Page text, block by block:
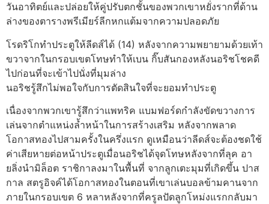
วันอาทิตย์และปล่อยให้คู่ปรับตกชั้นของพวกเขาหยั่งรากที่ด้าน
ล่างของตารางพรีเมียร์ลีกหกแต้มจากความปลอดภัย
โรดริโกทำประตูให้ลีดส์ได้ (14) หลังจากความพยายามด้วยเท้า
ขวาจากในกรอบเขตโทษทำให้เบน กิ๊บสันกองหลังนอริชโชคดี
ไปก่อนที่จะเข้าไปนั่งที่มุมล่าง
นอริชรู้สึกไม่พอใจกับการตัดสินใจที่จะยอมทำประตู
เนื่องจากพวกเขารู้สึกว่าแพทริค แบมฟอร์ดกำลังขัดขวางการ
เล่นจากตำแหน่งล้ำหน้าในการสร้างเสริม หลังจากพลาด
โอกาสทองไปสามครั้งในครึ่งแรก ดูเหมือนว่าลีดส์จะต้องชดใช้
ค่าเสียหายต่อหน้าประตูเมื่อนอริชได้จุดโทษหลังจากที่ลุค อา
ยลิ่งนำมิล็อต ราชิกาลงมาในพื้นที่ จากลูกเตะมุมที่เกิดขึ้น ปาส
กาล สตรูอิจค์ได้โอกาสทองในตอนที่เขาเล่นบอลข้ามคานจาก
ภายในกรอบเขต 6 หลาหลังจากที่ครูลปัดลูกโหม่งแรกกลับมา